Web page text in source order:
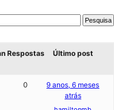
Respostas Último post
0
9 anos, 6 meses
atrás